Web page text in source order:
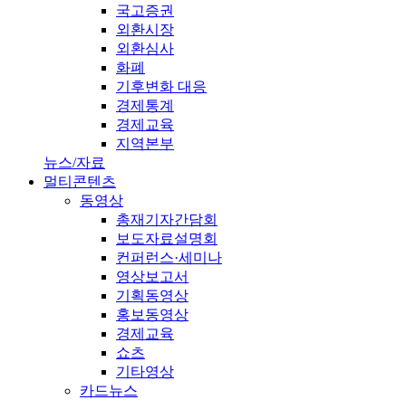
국고증권
외환시장
외환심사
화폐
기후변화 대응
경제통계
경제교육
지역본부
뉴스/자료
멀티콘텐츠
동영상
총재기자간담회
보도자료설명회
컨퍼런스·세미나
영상보고서
기획동영상
홍보동영상
경제교육
쇼츠
기타영상
카드뉴스